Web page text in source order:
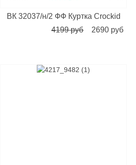
ВК 32037/н/2 ФФ Куртка Crockid
4199 руб
2690 руб